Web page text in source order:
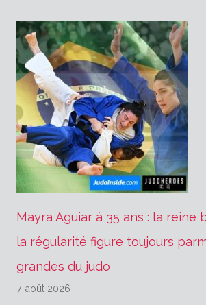
Mayra Aguiar à 35 ans : la reine
la régularité figure toujours
grandes du judo
7 août 2026